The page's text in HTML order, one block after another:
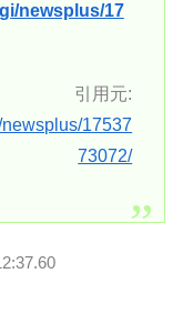
newsplus/17
引用元:
17537
73072/